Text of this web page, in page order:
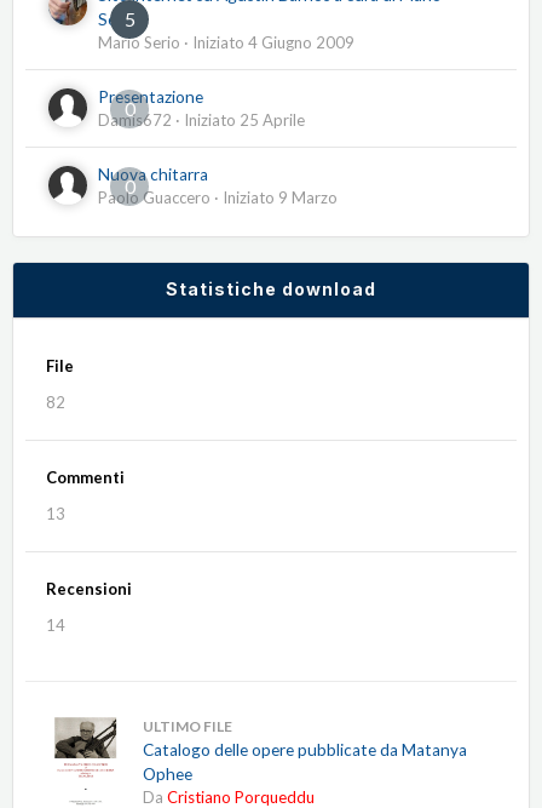
5
Serio
Mario Serio · Iniziato 4 Giugno 2009
0
Presentazione
Damis672 · Iniziato 25 Aprile
0
Nuova chitarra
Paolo Guaccero · Iniziato 9 Marzo
Statistiche download
File
82
Commenti
13
Recensioni
14
ULTIMO FILE
Catalogo delle opere pubblicate da Matanya
Ophee
Da Cristiano Porqueddu